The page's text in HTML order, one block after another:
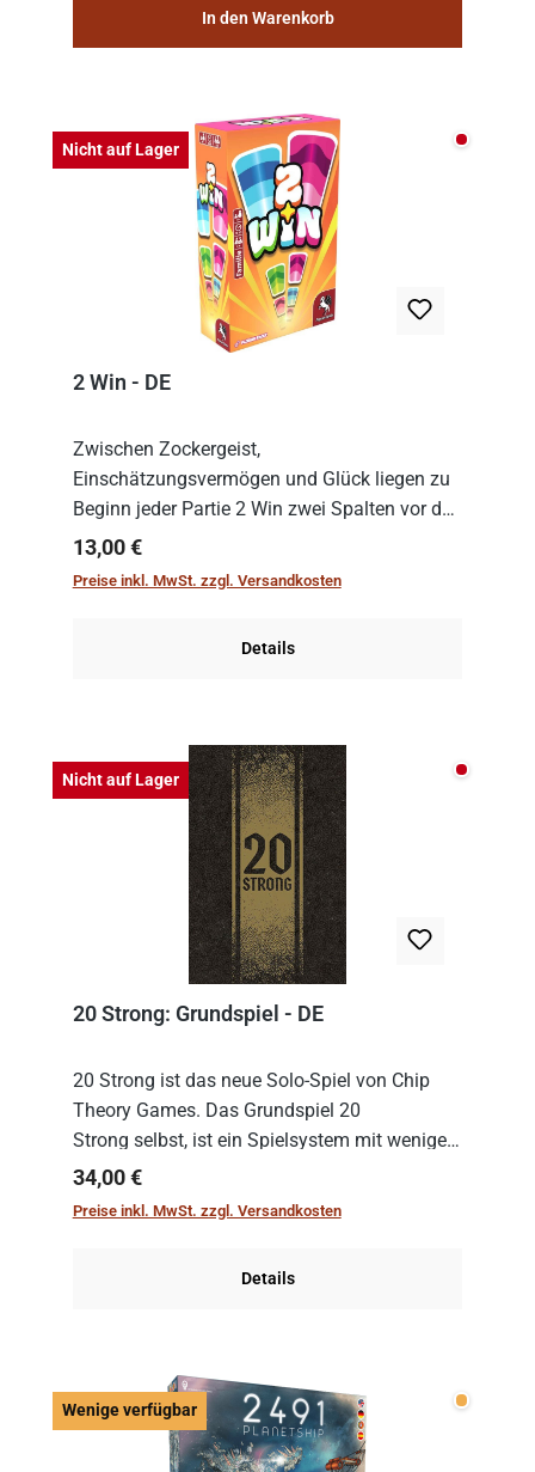
In den Warenkorb
Nicht auf Lager Nicht
2 Win - DE
Zwischen Zockergeist,
Einschätzungsvermögen und Glück liegen zu
Beginn jeder Partie 2 Win zwei Spalten vor den
Spielenden aus, die es in die Höhe zu treiben
gilt. Doch das geht natürlich nur, solange man
Regulärer Preis:
13,00 €
Preise inkl. MwSt. zzgl. Versandkosten
Details
Nicht auf Lager Nicht
20 Strong: Grundspiel - DE
20 Strong ist das neue Solo-Spiel von Chip
Theory Games. Das Grundspiel 20
Strong selbst, ist ein Spielsystem mit wenigen,
einfachen Regeln. Um es zu spielen, muss es
immer mit einem Themenset ergänzt werden.
Regulärer Preis:
34,00 €
Preise inkl. MwSt. zzgl. Versandkosten
Details
Wenige verfügbar Wenige